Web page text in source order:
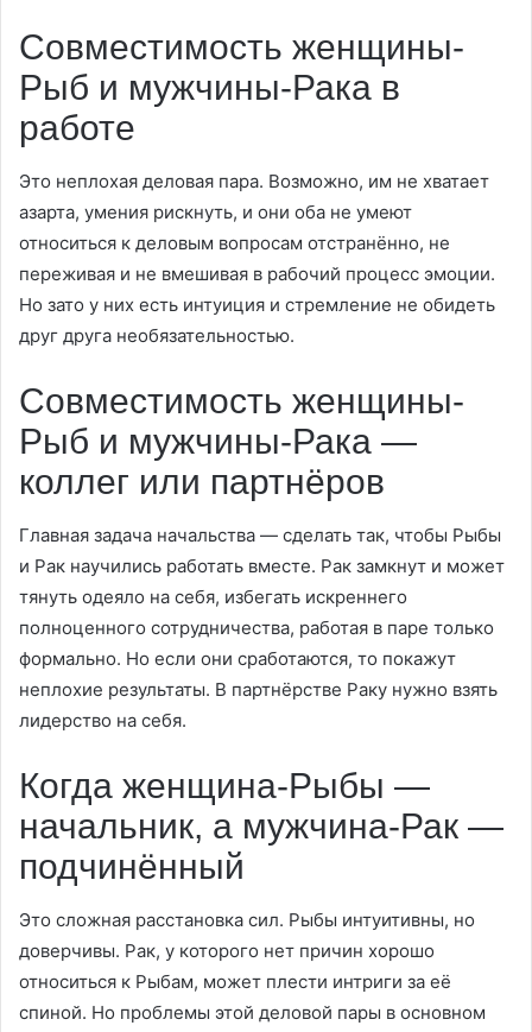
Совместимость женщины-
Рыб и мужчины-Рака в
работе
Это неплохая деловая пара. Возможно, им не хватает
азарта, умения рискнуть, и они оба не умеют
относиться к деловым вопросам отстранённо, не
переживая и не вмешивая в рабочий процесс эмоции.
Но зато у них есть интуиция и стремление не обидеть
друг друга необязательностью.
Совместимость женщины-
Рыб и мужчины-Рака —
коллег или партнёров
Главная задача начальства — сделать так, чтобы Рыбы
и Рак научились работать вместе. Рак замкнут и может
тянуть одеяло на себя, избегать искреннего
полноценного сотрудничества, работая в паре только
формально. Но если они сработаются, то покажут
неплохие результаты. В партнёрстве Раку нужно взять
лидерство на себя.
Когда женщина-Рыбы —
начальник, а мужчина-Рак —
подчинённый
Это сложная расстановка сил. Рыбы интуитивны, но
доверчивы. Рак, у которого нет причин хорошо
относиться к Рыбам, может плести интриги за её
спиной. Но проблемы этой деловой пары в основном